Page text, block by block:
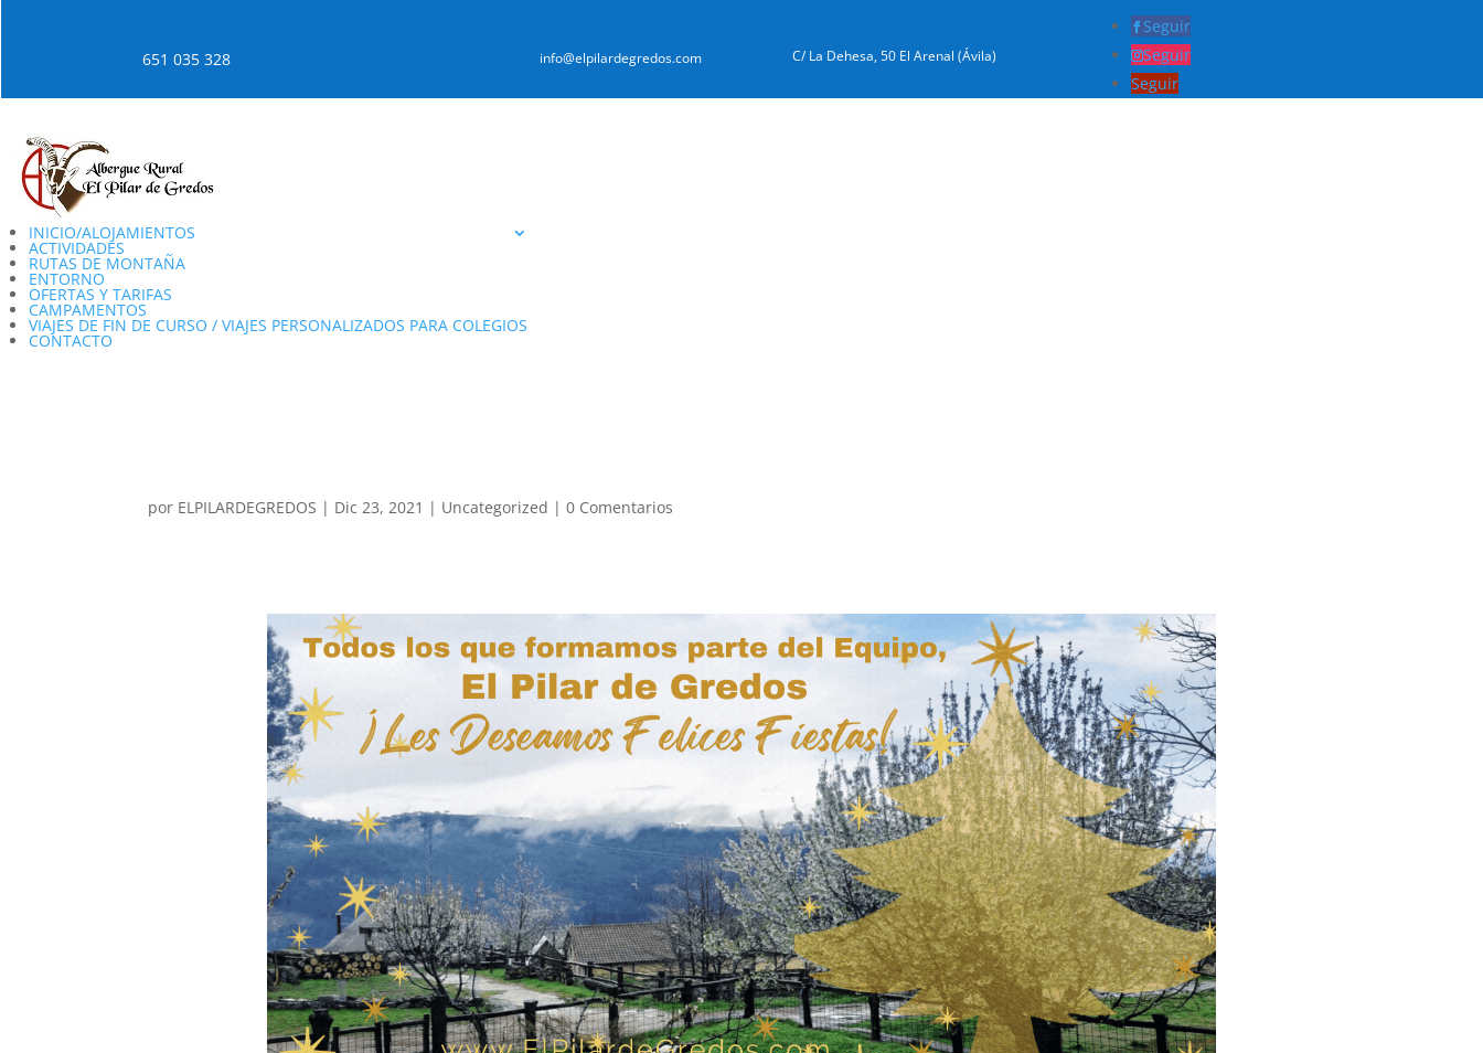
651 035 328 info@elpilardegredos.com C/ La Dehesa, 50 El Arenal (Ávila)
Seguir
Seguir
Seguir
INICIO/ALOJAMIENTOS
ACTIVIDADES
RUTAS DE MONTAÑA
ENTORNO
OFERTAS Y TARIFAS
CAMPAMENTOS
VIAJES DE FIN DE CURSO / VIAJES PERSONALIZADOS PARA COLEGIOS
CONTACTO
por ELPILARDEGREDOS | Dic 23, 2021 | Uncategorized |0 Comentarios